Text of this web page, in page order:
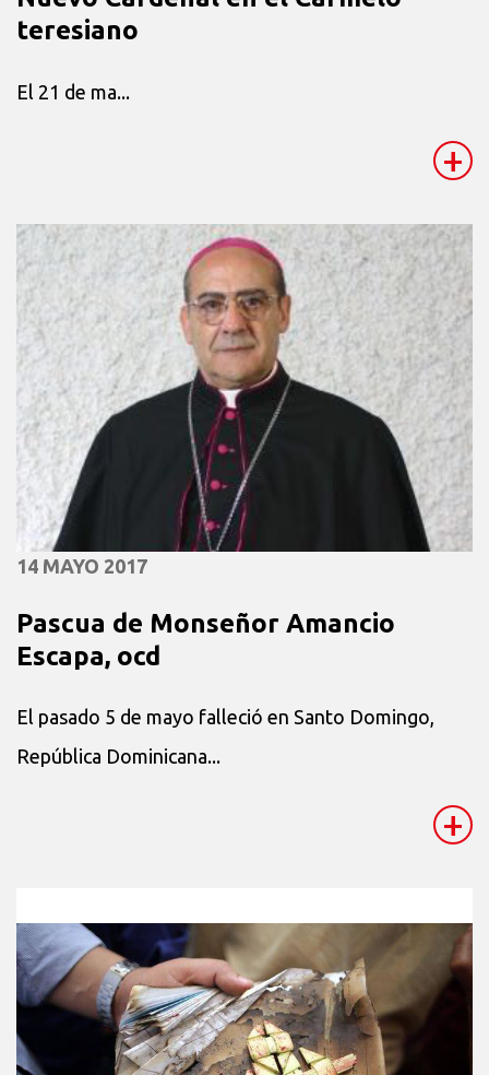
teresiano
El 21 de ma...
+
14 MAYO 2017
Pascua de Monseñor Amancio
Escapa, ocd
El pasado 5 de mayo falleció en Santo Domingo,
República Dominicana...
+